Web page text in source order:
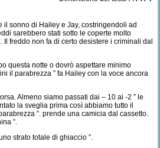
il sonno di Hailey e Jay, costringendoli ad
sarebbero stati sotto le coperte molto
freddo non fa di certo desistere i criminali dal
questa notte o dovrò aspettare minimo
il parabrezza ” fa Hailey con la voce ancora
Almeno siamo passati dai – 10 ai -2 ” le
la sveglia prima così abbiamo tutto il
”. prende una camicia dal cassetto.
”.
strato totale di ghiaccio ”.